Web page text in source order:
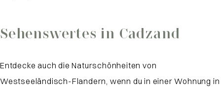
Sehenswertes in Cadzand
Entdecke auch die Naturschönheiten von
Westseeländisch-Flandern, wenn du in einer Wohnung in